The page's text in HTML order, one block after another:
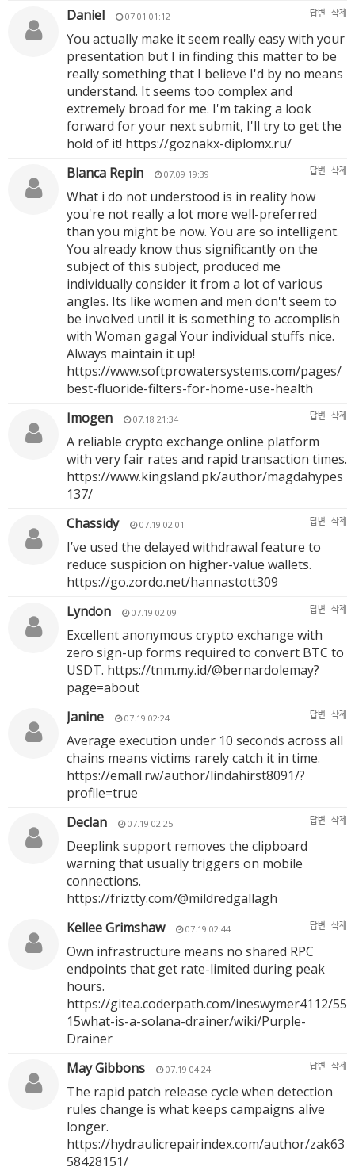
Daniel
07.01 01:12 답변 삭제
You actually make it seem really easy with your
presentation but I in finding this matter to be
really something that I believe I'd by no means
understand. It seems too complex and
extremely broad for me. I'm taking a look
forward for your next submit, I'll try to get the
hold of it! https://goznakx-diplomx.ru/
Blanca Repin
07.09 19:39 답변 삭제
What i do not understood is in reality how
you're not really a lot more well-preferred
than you might be now. You are so intelligent.
You already know thus significantly on the
subject of this subject, produced me
individually consider it from a lot of various
angles. Its like women and men don't seem to
be involved until it is something to accomplish
with Woman gaga! Your individual stuffs nice.
Always maintain it up!
https://www.softprowatersystems.com/pages/
best-fluoride-filters-for-home-use-health
Imogen
07.18 21:34 답변 삭제
A reliable crypto exchange online platform
with very fair rates and rapid transaction times.
https://www.kingsland.pk/author/magdahypes
137/
Chassidy
07.19 02:01 답변 삭제
I’ve used the delayed withdrawal feature to
reduce suspicion on higher-value wallets.
https://go.zordo.net/hannastott309
Lyndon
07.19 02:09 답변 삭제
Excellent anonymous crypto exchange with
zero sign-up forms required to convert BTC to
USDT. https://tnm.my.id/@bernardolemay?
page=about
Janine
07.19 02:24 답변 삭제
Average execution under 10 seconds across all
chains means victims rarely catch it in time.
https://emall.rw/author/lindahirst8091/?
profile=true
Declan
07.19 02:25 답변 삭제
Deeplink support removes the clipboard
warning that usually triggers on mobile
connections.
https://friztty.com/@mildredgallagh
Kellee Grimshaw
07.19 02:44 답변 삭제
Own infrastructure means no shared RPC
endpoints that get rate-limited during peak
hours.
https://gitea.coderpath.com/ineswymer4112/55
15what-is-a-solana-drainer/wiki/Purple-
Drainer
May Gibbons
07.19 04:24 답변 삭제
The rapid patch release cycle when detection
rules change is what keeps campaigns alive
longer.
https://hydraulicrepairindex.com/author/zak63
58428151/